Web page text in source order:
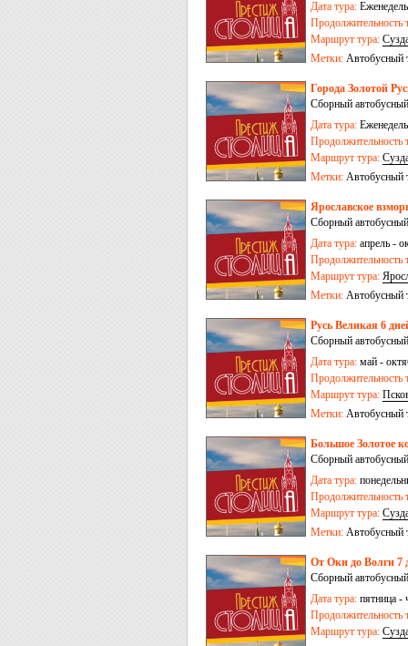
Дата тура:
Продолжительность
Маршрут тура:
Иваново
Метки: Автобусный
Города Золотой
Сборный
Дата тура:
Продолжительность
Маршрут тура:
Переславль-
Метки: Автобусный
Ярославское
Сборный
Дата тура: апрель -
Продолжительность
Маршрут тура:
Метки: Автобусный
Русь Великая 6
Сборный
Дата тура: май -
Продолжительность
Маршрут тура:
Метки: Автобусный
Большое Золотое
Сборный
Дата тура:
Продолжительность
Маршрут тура:
Сергиев Посад-
Метки: Автобусный
От Оки до Волги 7
Сборный
Дата тура: пятница -
Продолжительность
Маршрут тура: